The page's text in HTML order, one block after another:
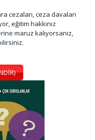
cezaları, ceza davaları
eğitim hakkınız
maruz kalıyorsanız,